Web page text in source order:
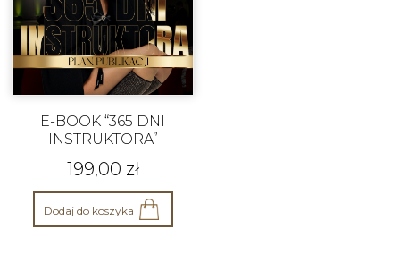
E-BOOK “365 DNI
INSTRUKTORA”
199,00 zł
Dodaj do koszyka